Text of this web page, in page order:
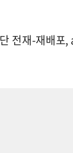
전재-재배포,